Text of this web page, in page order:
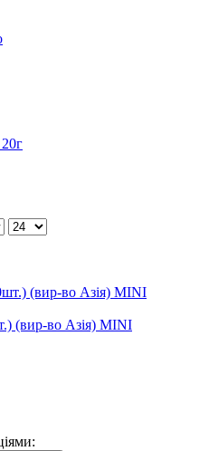
(вир-во Азія) MINI